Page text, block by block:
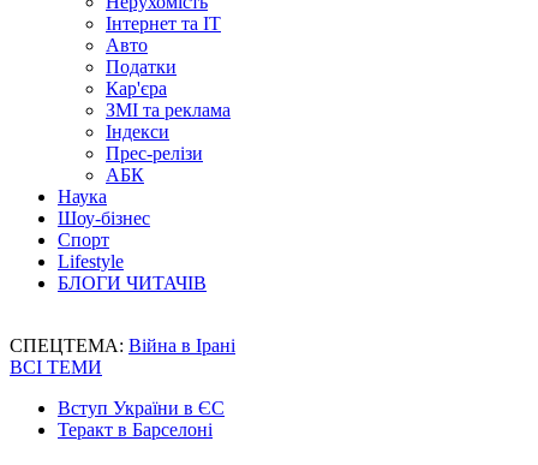
Інтернет та IT
Авто
Податки
Кар'єра
ЗМІ та реклама
Індекси
Прес-релізи
АБК
Наука
Шоу-бізнес
Спорт
Lifestyle
БЛОГИ ЧИТАЧІВ
СПЕЦТЕМА: Війна в Ірані
ВСІ ТЕМИ
Вступ України в ЄС
Теракт в Барселоні